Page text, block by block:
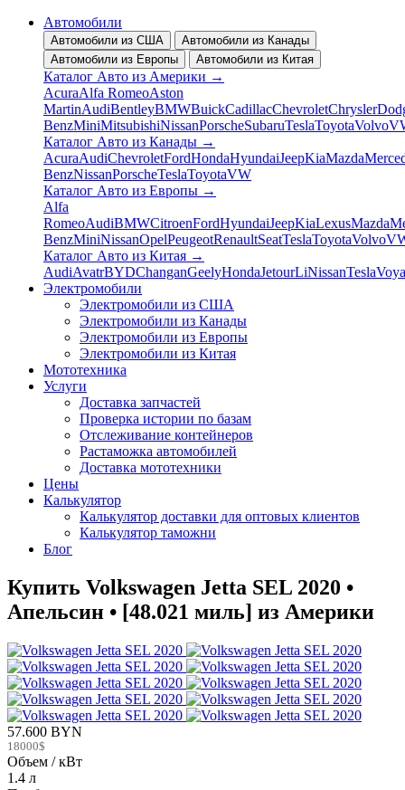
Автомобили
Автомобили из США
Автомобили из Канады
Автомобили из Европы
Автомобили из Китая
Каталог Авто из Америки →
AcuraAlfa RomeoAston
MartinAudiBentleyBMWBuickCadillacChevroletChrysler
BenzMiniMitsubishiNissanPorscheSubaruTeslaToyotaVolvo
Каталог Авто из Канады →
AcuraAudiChevroletFordHondaHyundaiJeepKiaMazda
BenzNissanPorscheTeslaToyotaVW
Каталог Авто из Европы →
Alfa
RomeoAudiBMWCitroenFordHyundaiJeepKiaLexusMazda
BenzMiniNissanOpelPeugeotRenaultSeatTeslaToyotaVolvo
Каталог Авто из Китая →
AudiAvatrBYDChanganGeelyHondaJetourLiNissanTesla
Электромобили
Электромобили из США
Электромобили из Канады
Электромобили из Европы
Электромобили из Китая
Мототехника
Услуги
Доставка запчастей
Проверка истории по базам
Отслеживание контейнеров
Растаможка автомобилей
Доставка мототехники
Цены
Калькулятор
Калькулятор доставки для оптовых клиентов
Калькулятор таможни
Блог
Купить Volkswagen Jetta SEL 2020 •
Апельсин • [48.021 миль] из Америки
57.600 BYN
18000$
Объем / кВт
1.4 л